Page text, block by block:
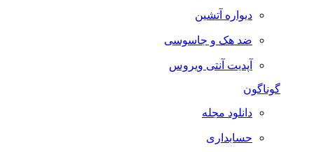
دیواره آتشین
ضد هک و جاسوسی
آپدیت آنتی ویروس
گوناگون
دانلود مجله
حسابداری